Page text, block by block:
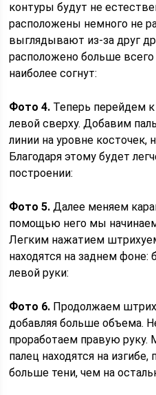
контуры будут не
расположены немного не
выглядывают из-за друг
расположено больше
наиболее согнут:
Фото 4. Теперь перейдем
левой сверху. Добавим
линии на уровне косточек,
Благодаря этому будет
построении:
Фото 5. Далее меняем
помощью него мы
Легким нажатием
находятся на заднем фоне:
левой руки:
Фото 6. Продолжаем
добавляя больше объема.
проработаем правую
палец находятся на
больше тени, чем на